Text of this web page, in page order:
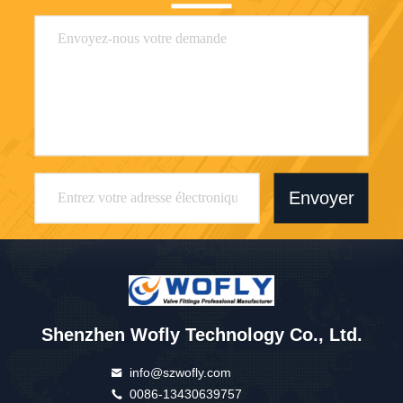
Envoyer
Shenzhen Wofly Technology Co., Ltd.
info@szwofly.com
0086-13430639757